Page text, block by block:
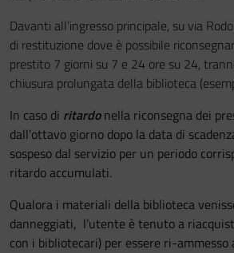
Davanti all’ingresso principale, su via
di restituzione dove è possibile
prestito 7 giorni su 7 e 24 ore su 24,
chiusura prolungata della biblioteca
In caso di ritardonella riconsegna dei
dall’ottavo giorno dopo la data di
sospeso dal servizio per un periodo
ritardo accumulati.
Qualora i materiali della biblioteca
danneggiati, l’utente è tenuto a
con i bibliotecari) per essere ri-